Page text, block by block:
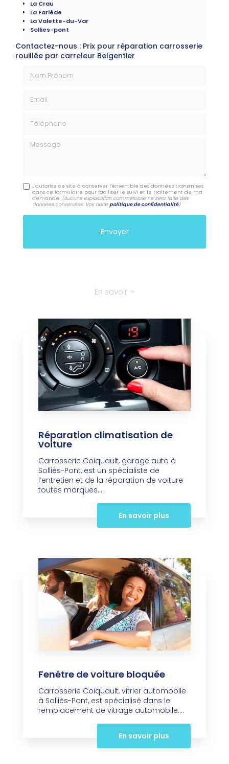
La Crau
La Farlède
La Valette-du-Var
Sollies-pont
Contactez-nous : Prix pour réparation carrosserie
rouillée par carreleur Belgentier
Message
J'autorise ce site à conserver l'ensemble des données transmises
dans ce formulaire pour faciliter le suivi et le traitement de ma
demande. (Aucune exploitation commerciale ne sera faite des
données conservées. Voir notre politique de confidentialité)
En savoir +
Réparation climatisation de
voiture
Carrosserie Coiquault, garage auto à
Solliès-Pont, est un spécialiste de
l’entretien et de la réparation de voiture
toutes marques....
En savoir plus
Fenêtre de voiture bloquée
Carrosserie Coiquault, vitrier automobile
à Solliès-Pont, est spécialisé dans le
remplacement de vitrage automobile....
En savoir plus